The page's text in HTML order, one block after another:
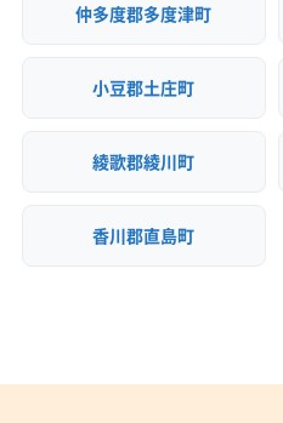
仲多度郡多度津町
小豆郡土庄町
綾歌郡綾川町
香川郡直島町